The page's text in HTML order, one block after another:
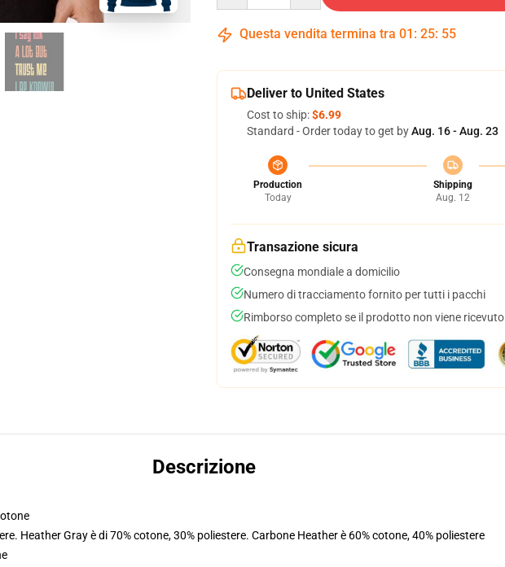
Questa vendita termina tra 01 : 25: 54
Deliver to United States
Cost to ship:$6.99
Standard - Order today to get byAug. 16 - Aug. 23
Production
Today
Shipping
Aug. 12
Transazione sicura
Consegna mondiale a domicilio
Numero di tracciamento fornito per tutti i pacchi
Rimborso completo se il prodotto non viene ricevuto
Descrizione
Heather Gray è di 70% cotone, 30% poliestere. Carbone Heather è 60% cotone, 40% poliestere